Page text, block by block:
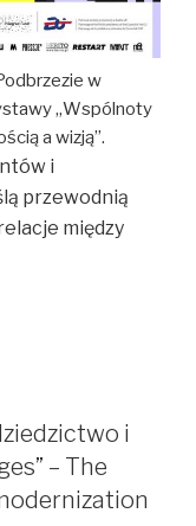
w
„Wspólnoty
a wizją”.
i
przewodnią
między
i
– The